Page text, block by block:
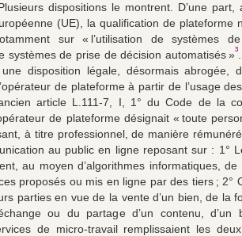
dispositions le montrent. D’une part,
(UE), la qualification de plateforme
sur « l’utilisation de systèmes de
systèmes de prise de décision automatisés »3
disposition légale, désormais abrogée,
de plateforme à partir de l’usage
article L.111-7, I, 1° du Code de la
de plateforme désignait « toute
à titre professionnel, de manière
au public en ligne reposant sur : 1°
au moyen d’algorithmes informatiques, de
proposés ou mis en ligne par des tiers ; 2°
parties en vue de la vente d’un bien, de la
ou du partage d’un contenu, d’un
de micro-travail remplissaient les